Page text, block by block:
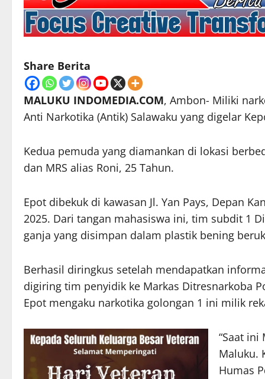
Share Berita
MALUKU INDOMEDIA.COM, Ambon- Miliki
Anti Narkotika (Antik) Salawaku yang digelar
Kedua pemuda yang diamankan di lokasi
dan MRS alias Roni, 25 Tahun.
Epot dibekuk di kawasan Jl. Yan Pays, Depan
2025. Dari tangan mahasiswa ini, tim subdit 1
ganja yang disimpan dalam plastik bening
Berhasil diringkus setelah mendapatkan
digiring tim penyidik ke Markas Ditresnarkoba
Epot mengaku narkotika golongan 1 ini milik
“Saat
Maluku.
Humas